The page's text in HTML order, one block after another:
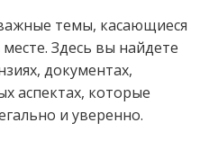
темы, касающиеся
Здесь вы найдете
документах,
аспектах, которые
и уверенно.